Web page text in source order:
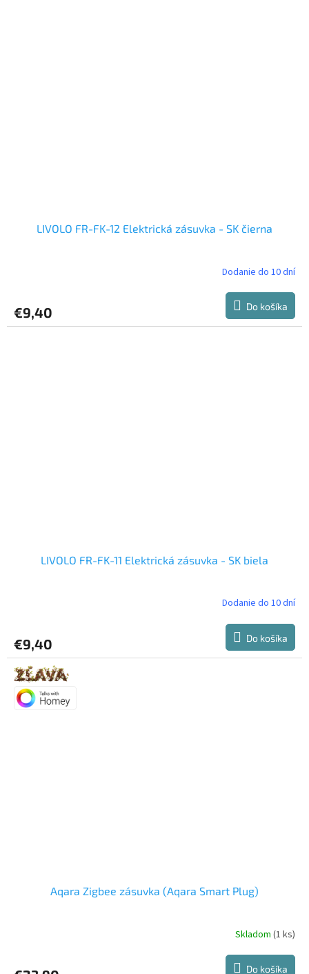
LIVOLO FR-FK-12 Elektrická zásuvka - SK čierna
Dodanie do 10 dní
€9,40 Do košíka
LIVOLO FR-FK-11 Elektrická zásuvka - SK biela
Dodanie do 10 dní
€9,40 Do košíka
Aqara Zigbee zásuvka (Aqara Smart Plug)
Skladom (1 ks)
Do košíka